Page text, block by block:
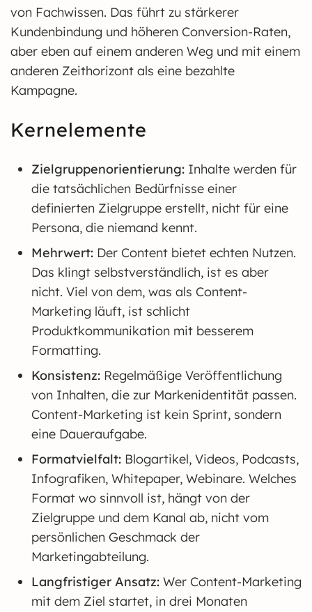
von Fachwissen. Das führt zu stärkerer
Kundenbindung und höheren Conversion-Raten,
aber eben auf einem anderen Weg und mit einem
anderen Zeithorizont als eine bezahlte
Kampagne.
Kernelemente
Zielgruppenorientierung: Inhalte werden für
die tatsächlichen Bedürfnisse einer
definierten Zielgruppe erstellt, nicht für eine
Persona, die niemand kennt.
Mehrwert: Der Content bietet echten Nutzen.
Das klingt selbstverständlich, ist es aber
nicht. Viel von dem, was als Content-
Marketing läuft, ist schlicht
Produktkommunikation mit besserem
Formatting.
Konsistenz: Regelmäßige Veröffentlichung
von Inhalten, die zur Markenidentität passen.
Content-Marketing ist kein Sprint, sondern
eine Daueraufgabe.
Formatvielfalt: Blogartikel, Videos, Podcasts,
Infografiken, Whitepaper, Webinare. Welches
Format wo sinnvoll ist, hängt von der
Zielgruppe und dem Kanal ab, nicht vom
persönlichen Geschmack der
Marketingabteilung.
Langfristiger Ansatz: Wer Content-Marketing
mit dem Ziel startet, in drei Monaten